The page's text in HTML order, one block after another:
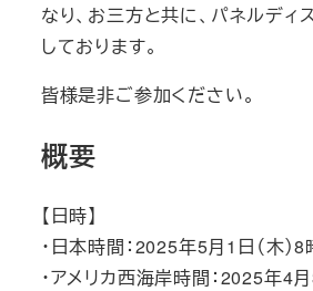
なり、お三方と共に、パネルディ
しております。
皆様是非ご参加ください。
概要
【日時】
・日本時間：2025年5月1日（木
・アメリカ西海岸時間：2025年4